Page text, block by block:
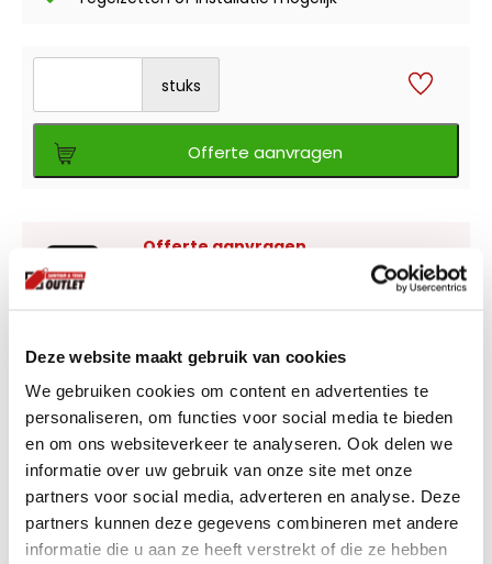
Deze website maakt gebruik van cookies
We gebruiken cookies om content en advertenties te
personaliseren, om functies voor social media te bieden
en om ons websiteverkeer te analyseren. Ook delen we
informatie over uw gebruik van onze site met onze
partners voor social media, adverteren en analyse. Deze
partners kunnen deze gegevens combineren met andere
informatie die u aan ze heeft verstrekt of die ze hebben
stuks
Offerte aanvragen
Offerte aanvragen
Wilt u meerdere producten bestellen of
Liever zelf komen kijken?
Bezoek onze showroom in Kaatsheuvel,
voldoende parkeergelegenheid en ruime
voorraad! Het is nu ook mogelijk om in de
winkel te kijken via Street View!